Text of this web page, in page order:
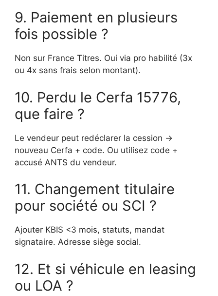
9. Paiement en plusieurs
fois possible ?
Non sur France Titres. Oui via pro habilité (3x
ou 4x sans frais selon montant).
10. Perdu le Cerfa 15776,
que faire ?
Le vendeur peut redéclarer la cession →
nouveau Cerfa + code. Ou utilisez code +
accusé ANTS du vendeur.
11. Changement titulaire
pour société ou SCI ?
Ajouter KBIS <3 mois, statuts, mandat
signataire. Adresse siège social.
12. Et si véhicule en leasing
ou LOA ?